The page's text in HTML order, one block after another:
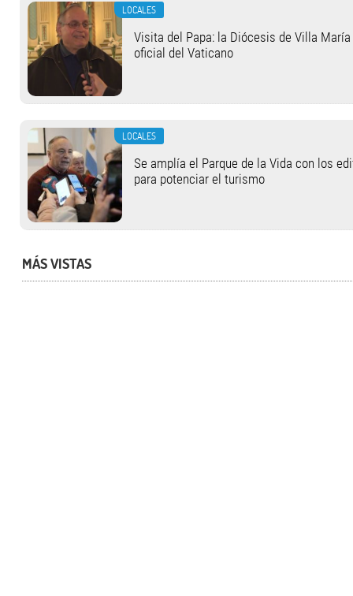
LOCALES
Visita del Papa: la Diócesis de Villa
oficial del Vaticano
LOCALES
Se amplía el Parque de la Vida con los
para potenciar el turismo
MÁS VISTAS